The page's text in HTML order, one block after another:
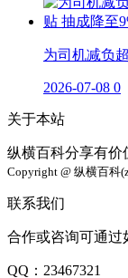
为司机减负
2026-07-08 0
关于本站
纵横百科分享有价
Copyright @ 纵横百科
联系我们
合作或咨询可通过
QQ：23467321